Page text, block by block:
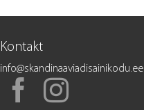
Kontakt
info@skandinaaviadisainikodu.ee